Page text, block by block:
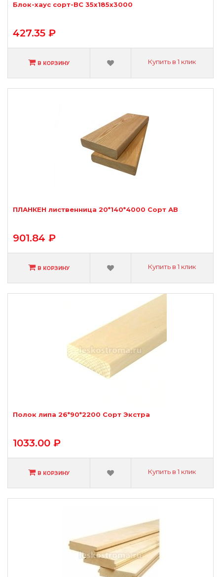
Блок-хаус сорт-ВС 35х185х3000
427.35 ₽
В КОРЗИНУ Купить в 1 клик
ПЛАНКЕН лиственница 20*140*4000 Сорт АВ
901.84 ₽
В КОРЗИНУ Купить в 1 клик
Полок липа 26*90*2200 Сорт Экстра
1033.00 ₽
В КОРЗИНУ Купить в 1 клик